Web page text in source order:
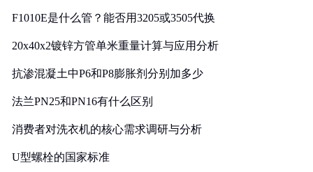
F1010E是什么管？能否用3205或3505代换
20x40x2镀锌方管单米重量计算与应用分析
抗渗混凝土中P6和P8膨胀剂分别加多少
法兰PN25和PN16有什么区别
消费者对洗衣机的核心需求调研与分析
U型螺栓的国家标准